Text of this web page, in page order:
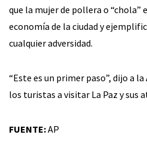
que la mujer de pollera o “chola”
economía de la ciudad y
cualquier adversidad.
“Este es un primer paso”, dijo a
los turistas a visitar La Paz y sus
FUENTE:AP